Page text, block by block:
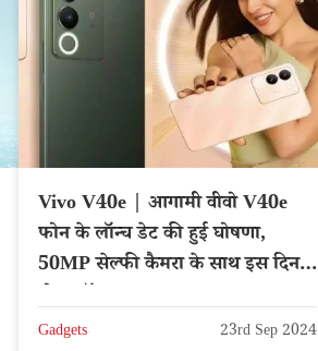
Vivo V40e | आगामी वीवो V40e
फोन के लॉन्च डेट की हुई घोषणा,
50MP सेल्फी कैमरा के साथ इस दिन
Gadgets 23rd Sep 2024